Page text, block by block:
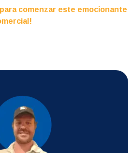
comenzar este emocionante